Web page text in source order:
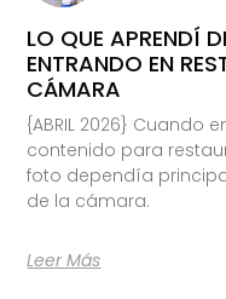
LO QUE APRENDÍ
ENTRANDO EN
CÁMARA
{ABRIL 2026} Cuando
contenido para
foto dependía
de la cámara.
Leer Más